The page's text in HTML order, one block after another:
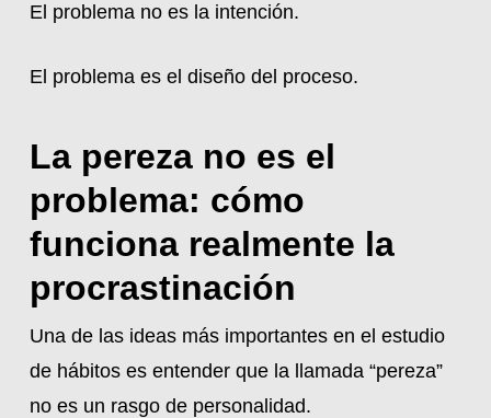
El problema no es la intención.
El problema es el diseño del proceso.
La pereza no es el
problema: cómo
funciona realmente la
procrastinación
Una de las ideas más importantes en el estudio
de hábitos es entender que la llamada “pereza”
no es un rasgo de personalidad.